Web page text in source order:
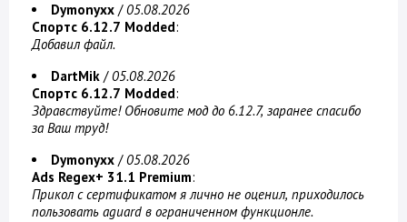
Dymonyxx /05.08.2026
Спортс 6.12.7 Modded:
Добавил файл.
DartMik /05.08.2026
Спортс 6.12.7 Modded:
Здравствуйте! Обновите мод до 6.12.7, заранее спасибо
за Ваш труд!
Dymonyxx /05.08.2026
Ads Regex+ 31.1 Premium:
Прикол с сертификатом я лично не оценил, приходилось
пользовать aguard в ограниченном функционле.